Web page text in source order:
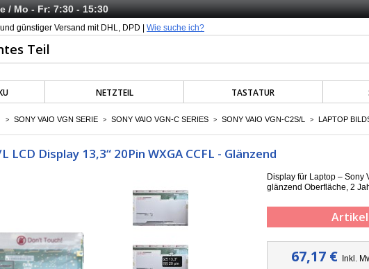
/ Mo - Fr: 7:30 - 15:30
günstiger Versand mit DHL, DPD | Wie suche ich?
NETZTEIL TASTATUR
> SONY VAIO VGN SERIE > SONY VAIO VGN-C SERIES > SONY VAIO VGN-C2S/L >
LAPTOP
Display 13,3“ 20Pin WXGA CCFL - Glänzend
Display für Laptop – Sony
g länzend Oberfläche, 2
67,17 € Inkl.